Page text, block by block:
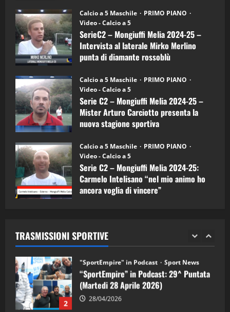
6)
–
Intervista
a
mister
Arturo
Carciotto
(Mongiuffi
Calcio a 5 Maschile
PRIMO PIANO
Video - Calcio a 5
SerieC2 – Mongiuffi Melia 2024-25 –
Intervista al laterale Mirko Merlino
punta di diamante rossoblù
Calcio a 5 Maschile
PRIMO PIANO
Video - Calcio a 5
Serie C2 – Mongiuffi Melia 2024-25 –
Mister Arturo Carciotto presenta la
nuova stagione sportiva
Calcio a 5 Maschile
PRIMO PIANO
Video - Calcio a 5
Serie C2 – Mongiuffi Melia 2024-25:
Carmelo Intelisano “nel mio animo ho
ancora voglia di vincere”
TRASMISSIONI SPORTIVE
4
“SportEmpire” in Podcast: 27^ Puntata
(Martedi 14 Aprile 2026)
15/04/2026
5
“SportEmpire” in Podcast: 26^ Puntata
(Martedi 07 Aprile 2026)
08/04/2026
1
“SportEmpire” in Podcast: 30^ Puntata
(Martedi 05 Maggio 2026)
08/05/2026
2 28/04/2026
3
"SportEmpire" in Podcast
“SportEmpire” in Podcast: 28^ Puntata
(Martedi 21 Aprile 2026)
21/04/2026